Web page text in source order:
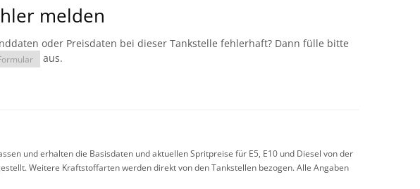
melden
oder Preisdaten bei dieser Tankstelle fehlerhaft? Dann fülle bitte
aus.
und erhalten die Basisdaten und aktuellen Spritpreise für E5, E10 und Diesel von der
Weitere Kraftstoffarten werden direkt von den Tankstellen bezogen. Alle Angaben